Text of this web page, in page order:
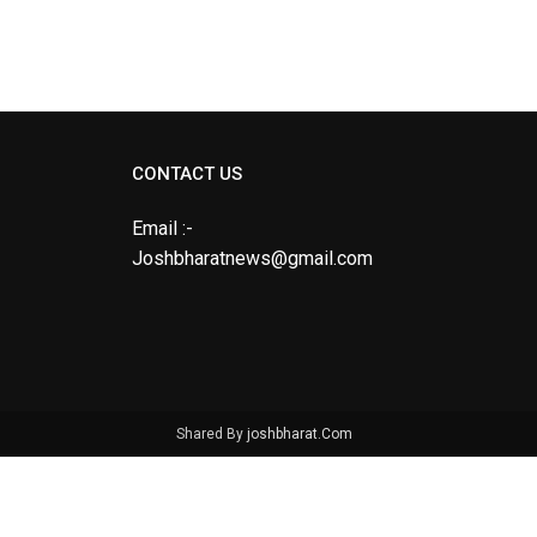
CONTACT US
Email :-
Joshbharatnews@gmail.com
Shared By joshbharat.Com